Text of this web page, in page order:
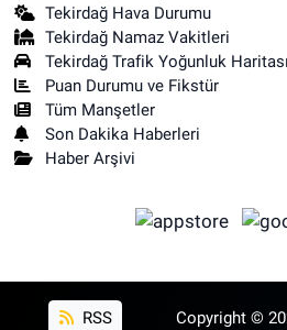
Tekirdağ Hava Durumu
Tekirdağ Namaz Vakitleri
Tekirdağ Trafik Yoğunluk Haritası
Puan Durumu ve Fikstür
Tüm Manşetler
Son Dakika Haberleri
Haber Arşivi
RSS Copyright ©